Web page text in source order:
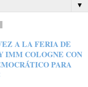
▼
A LA FERIA DE
IMM COLOGNE CON
PARA